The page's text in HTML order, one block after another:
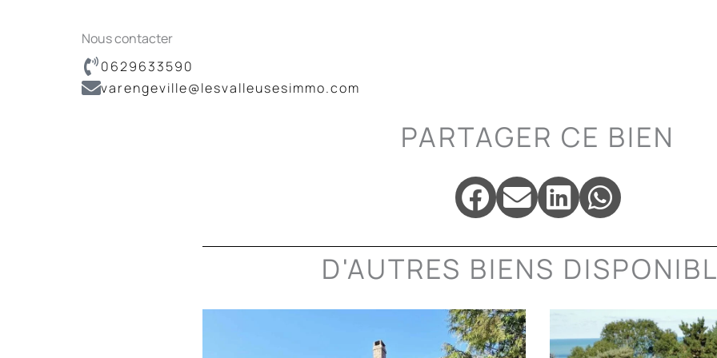
Nous contacter
0629633590
varengeville@lesvalleusesimmo.com
PARTAGER CE BIEN
D'AUTRES BIENS